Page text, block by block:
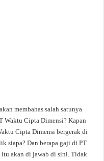
membahas salah satunya
Waktu Cipta Dimensi? Kapan
Cipta Dimensi bergerak di
siapa? Dan berapa gaji di PT
itu akan di jawab di sini. Tidak